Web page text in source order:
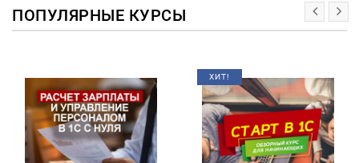
ПОПУЛЯРНЫЕ КУРСЫ
ХИТ!